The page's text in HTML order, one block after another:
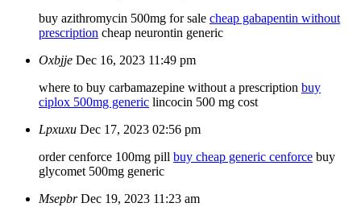
buy azithromycin 500mg for sale cheap gabapentin without
prescription cheap neurontin generic
Oxbjje Dec 16, 2023 11:49 pm
where to buy carbamazepine without a prescription buy
ciplox 500mg generic lincocin 500 mg cost
Lpxuxu Dec 17, 2023 02:56 pm
order cenforce 100mg pill buy cheap generic cenforce buy
glycomet 500mg generic
Msepbr Dec 19, 2023 11:23 am